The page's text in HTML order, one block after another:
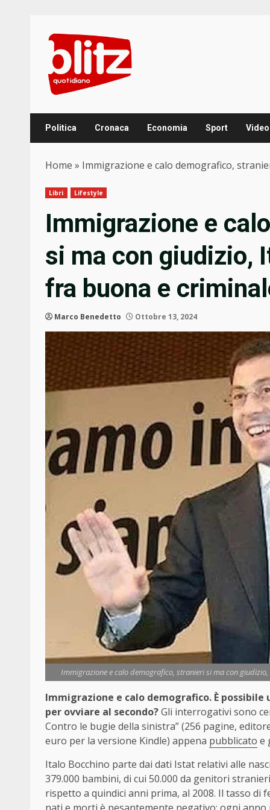
content
Politica Cronaca Economia Sport Video
Home » Immigrazione e calo demografico,
Libri Lifestyle
Immigrazione e
si ma con giudizio,
fra buona e
Marco Benedetto Ottobre 13, 2024
Immigrazione e calo demografico, stranieri si ma con
Immigrazione e calo demografico. È
per ovviare al secondo?Gli interrogativi sono
Contro le bugie della sinistra” (256 pagine,
euro per la versione Kindle) appena pubblicato e
Italo Bocchino parte dai dati Istat relativi alle
379.000 bambini, di cui 50.000 da genitori
rispetto a quindici anni prima, al 2008. Il tasso di